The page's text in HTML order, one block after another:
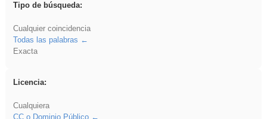
Tipo de búsqueda:
Cualquier coincidencia
Todas las palabras
Exacta
Licencia:
Cualquiera
CCo Dominio Público